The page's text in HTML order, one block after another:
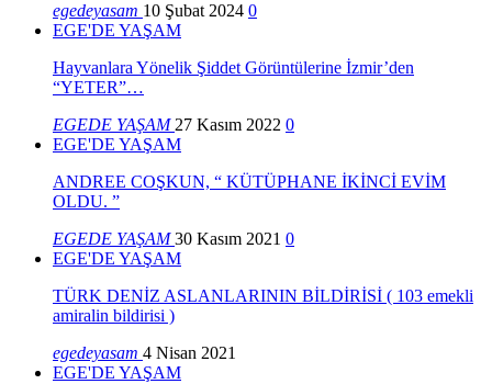
egedeyasam 10 Şubat 2024 0
EGE'DE YAŞAM
Hayvanlara Yönelik Şiddet Görüntülerine İzmir’den
“YETER”…
EGEDE YAŞAM 27 Kasım 2022 0
EGE'DE YAŞAM
ANDREE COŞKUN, “ KÜTÜPHANE İKİNCİ EVİM
OLDU. ”
EGEDE YAŞAM30 Kasım 2021 0
EGE'DE YAŞAM
TÜRK DENİZ ASLANLARININ BİLDİRİSİ ( 103 emekli
amiralin bildirisi )
egedeyasam 4 Nisan 2021
EGE'DE YAŞAM